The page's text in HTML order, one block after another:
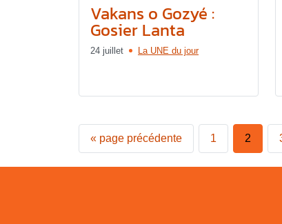
Vakans o Gozyé :
Gosier Lanta
24 juillet La UNE du jour
« page précédente 1 2